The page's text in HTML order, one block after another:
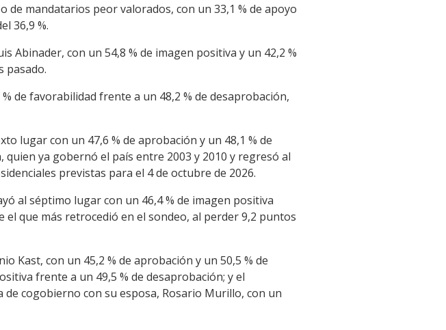
mandatarios peor valorados, con un 33,1 % de apoyo
36,9 %.
Abinader, con un 54,8 % de imagen positiva y un 42,2 %
pasado.
de favorabilidad frente a un 48,2 % de desaprobación,
lugar con un 47,6 % de aprobación y un 48,1 % de
quien ya gobernó el país entre 2003 y 2010 y regresó al
previstas para el 4 de octubre de 2026.
al séptimo lugar con un 46,4 % de imagen positiva
que más retrocedió en el sondeo, al perder 9,2 puntos
Kast, con un 45,2 % de aprobación y un 50,5 % de
frente a un 49,5 % de desaprobación; y el
cogobierno con su esposa, Rosario Murillo, con un